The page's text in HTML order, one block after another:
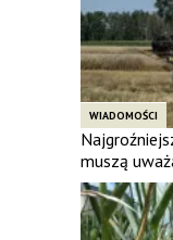
WIADOMOŚCI
muszą